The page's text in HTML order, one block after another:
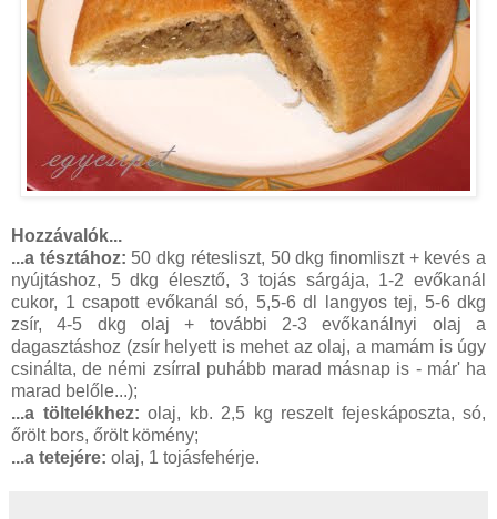
Hozzávalók...
...a tésztához: 50 dkg rétesliszt, 50 dkg finomliszt + kevés a
nyújtáshoz, 5 dkg élesztő, 3 tojás sárgája, 1-2 evőkanál
cukor, 1 csapott evőkanál só, 5,5-6 dl langyos tej, 5-6 dkg
zsír, 4-5 dkg olaj + további 2-3 evőkanálnyi olaj a
dagasztáshoz (zsír helyett is mehet az olaj, a mamám is úgy
csinálta, de némi zsírral puhább marad másnap is - már' ha
marad belőle...);
...a töltelékhez: olaj, kb. 2,5 kg reszelt fejeskáposzta, só,
őrölt bors, őrölt kömény;
...a tetejére: olaj, 1 tojásfehérje.